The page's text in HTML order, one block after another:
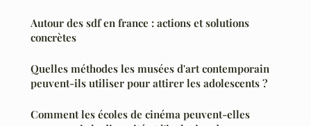
Autour des sdf en france : actions et solutions
concrètes
Quelles méthodes les musées d'art contemporain
peuvent-ils utiliser pour attirer les adolescents ?
Comment les écoles de cinéma peuvent-elles